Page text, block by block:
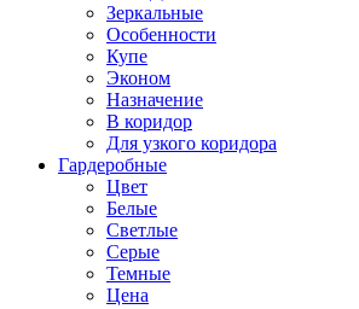
Зеркальные
Особенности
Купе
Эконом
Назначение
В коридор
Для узкого коридора
Гардеробные
Цвет
Белые
Светлые
Серые
Темные
Цена